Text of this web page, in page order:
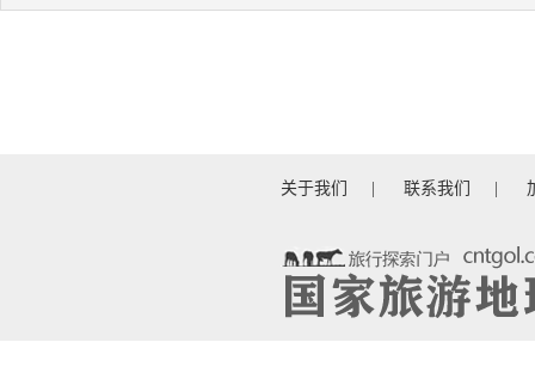
关于我们 联系我们